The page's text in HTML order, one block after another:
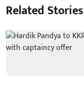
Related Stories